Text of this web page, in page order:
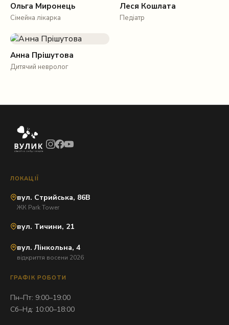
Ольга Миронець
Сімейна лікарка
Леся Кошлата
Педіатр
Анна Прішутова
Дитячий невролог
ЛОКАЦІЇ
вул. Стрийська, 86В
ЖК Park Tower
вул. Тичини, 21
вул. Лінкольна, 4
відкриття восени 2026
ГРАФІК РОБОТИ
Пн–Пт: 9:00–19:00
Сб–Нд: 10:00–18:00